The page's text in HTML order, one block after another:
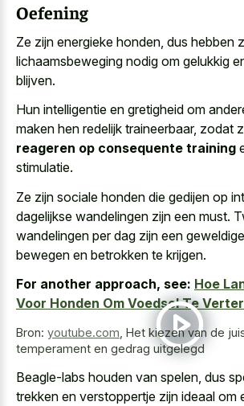
Oefening
Ze zijn energieke honden, dus hebben
lichaamsbeweging nodig om gelukkig
blijven.
Hun intelligentie en gretigheid om
maken hen redelijk traineerbaar, zodat
reageren op consequente training
stimulatie.
Ze zijn sociale honden die gedijen op
dagelijkse wandelingen zijn een must.
wandelingen per dag zijn een
bewegen en betrokken te krijgen.
For another approach, see: Hoe
Voor Honden Om Voedsel Te
Bron: youtube.com Het kiezen van de
temperament en gedrag uitgelegd
Beagle-labs houden van spelen, dus
trekken en verstoppertje zijn ideaal om